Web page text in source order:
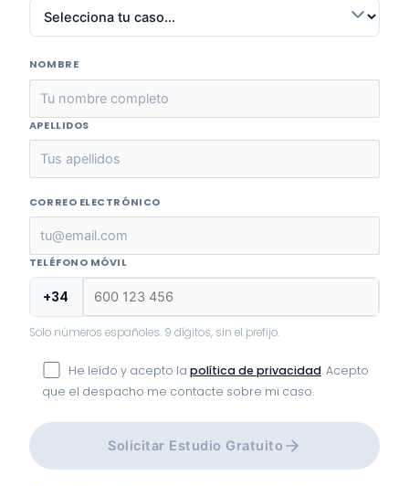
NOMBRE
APELLIDOS
CORREO ELECTRÓNICO
TELÉFONO MÓVIL
+34
Solo números españoles. 9 dígitos, sin el prefijo.
He leído y acepto la política de privacidad. Acepto
que el despacho me contacte sobre mi caso.
Solicitar Estudio Gratuito